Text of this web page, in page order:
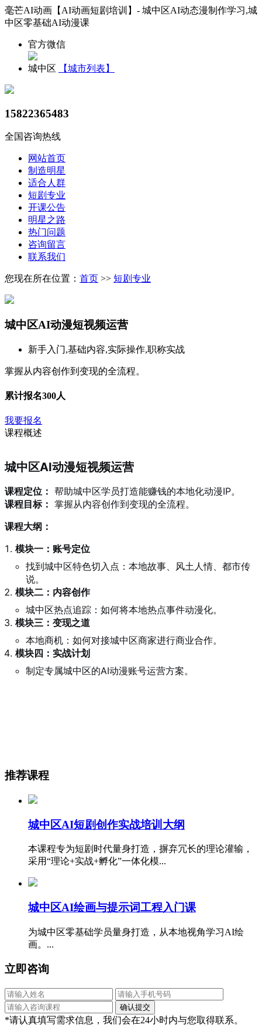
毫芒AI动画【AI动画短剧培训】- 城中区AI动态漫制作学习,城
中区零基础AI动漫课
官方微信
城中区 【城市列表】
15822365483
全国咨询热线
网站首页
制造明星
适合人群
短剧专业
开课公告
明星之路
热门问题
咨询留言
联系我们
您现在所在位置： 首页 >> 短剧专业
​城中区AI动漫短视频运营
新手入门,基础内容,实际操作,职称实战
掌握从内容创作到变现的全流程。
累计报名300人
我要报名
课程概述
城中区AI动漫短视频运营
课程定位： 帮助城中区学员打造能赚钱的本地化动漫IP。
课程目标： 掌握从内容创作到变现的全流程。
课程大纲：
模块一：账号定位
找到城中区特色切入点：本地故事、风土人情、都市传
说。
模块二：内容创作
城中区热点追踪：如何将本地热点事件动漫化。
模块三：变现之道
本地商机：如何对接城中区商家进行商业合作。
模块四：实战计划
制定专属城中区的AI动漫账号运营方案。
推荐课程
城中区AI短剧创作实战培训大纲
本课程专为短剧时代量身打造，摒弃冗长的理论灌输，
采用“理论+实战+孵化”一体化模...
​城中区AI绘画与提示词工程入门课
为城中区零基础学员量身打造，从本地视角学习AI绘
画。...
立即咨询
*请认真填写需求信息，我们会在24小时内与您取得联系。